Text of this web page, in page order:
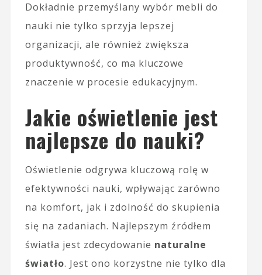
Dokładnie przemyślany wybór mebli do
nauki nie tylko sprzyja lepszej
organizacji, ale również zwiększa
produktywność, co ma kluczowe
znaczenie w procesie edukacyjnym.
Jakie oświetlenie jest
najlepsze do nauki?
Oświetlenie odgrywa kluczową rolę w
efektywności nauki, wpływając zarówno
na komfort, jak i zdolność do skupienia
się na zadaniach. Najlepszym źródłem
światła jest zdecydowanie naturalne
światło. Jest ono korzystne nie tylko dla